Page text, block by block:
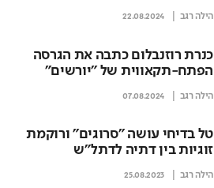
הילה רגב 22.08.2024
כנרת רוזנבלום כתבה את הגרסה
הפתח-תקאווית של "יורשים"
הילה רגב 07.08.2024
טל בדיחי עושה "סרוגים" ורוקמת
זוגיות בין דתיה לדתל"ש
הילה רגב 25.08.2023